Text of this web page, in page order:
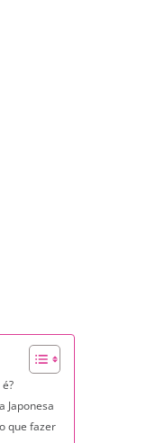
Japonesa
que fazer